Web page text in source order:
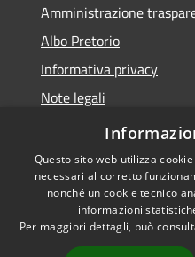
Amministrazione
Albo Pretorio
Informativa privacy
Note legali
Dichiarazione di
Accessibilità
Questo sito web utilizza
necessari al corretto
nonché un cookie tecnico
informazioni
Per maggiori dettagli, può